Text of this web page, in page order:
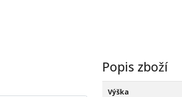
Popis zboží
Výška